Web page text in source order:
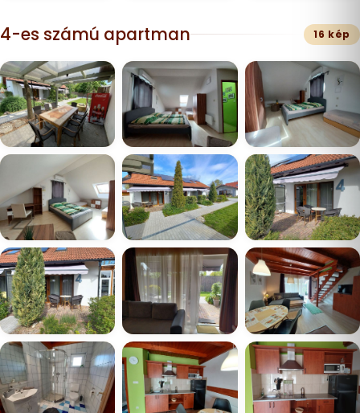
4-es számú apartman 16 kép